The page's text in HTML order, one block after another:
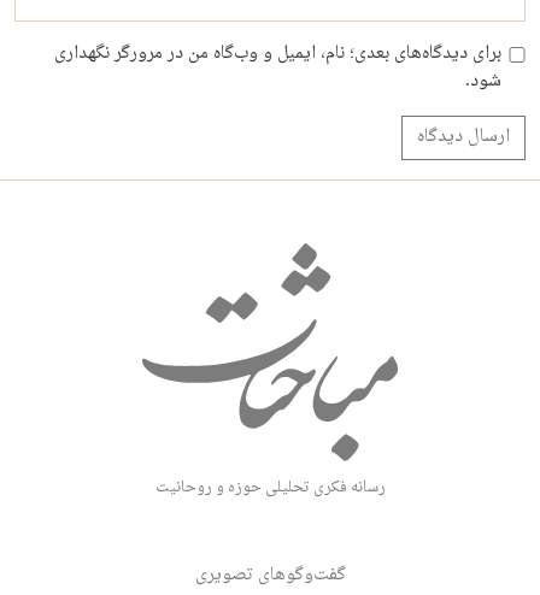
برای دیدگاه‌های بعدی؛ نام، ایمیل و وب‌گاه من در مرورگر نگهداری
شود.
رسانه فکری تحلیلی حوزه و روحانیت
گفت‌وگوهای تصویری